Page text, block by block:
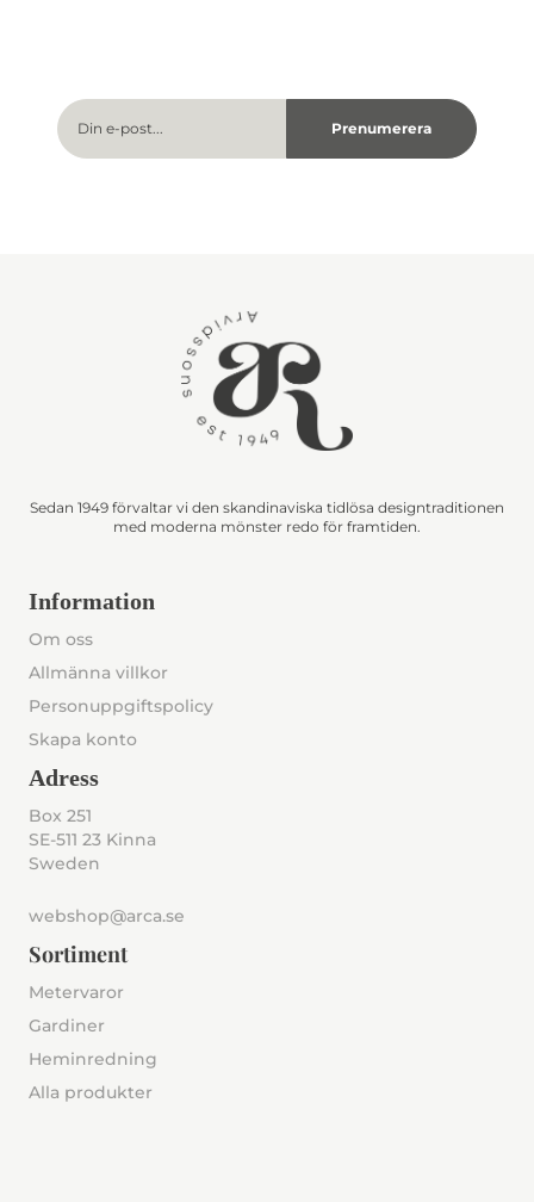
Sedan 1949 förvaltar vi den skandinaviska tidlösa designtraditionen
med moderna mönster redo för framtiden.
Information
Om oss
Allmänna villkor
Personuppgiftspolicy
Skapa konto
Adress
Box 251
SE-511 23 Kinna
Sweden
webshop@arca.se
Sortiment
Metervaror
Gardiner
Heminredning
Alla produkter